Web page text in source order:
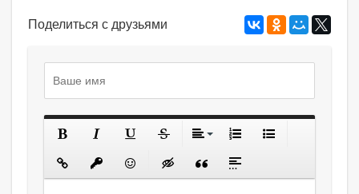
Поделиться с друзьями